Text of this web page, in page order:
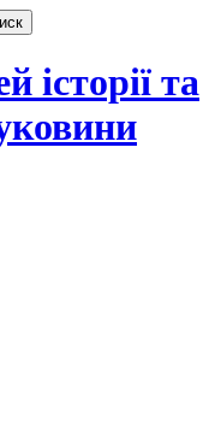
історії та